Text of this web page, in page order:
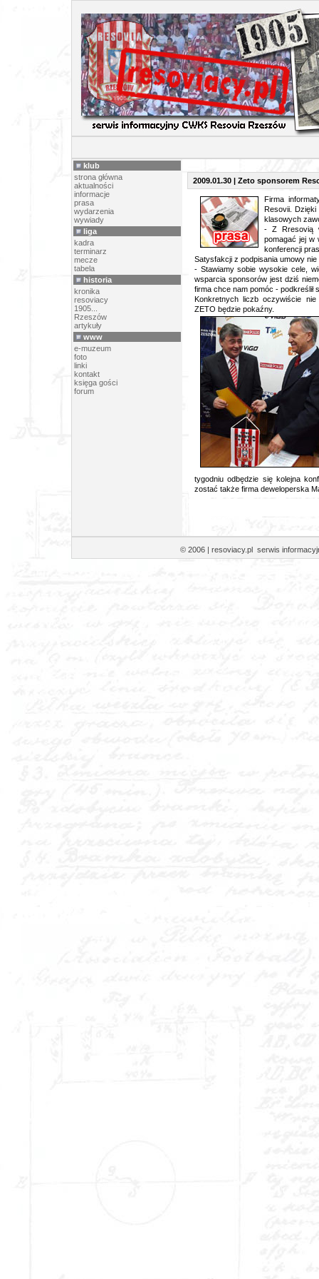
klub
strona główna
aktualności
informacje
prasa
wydarzenia
wywiady
liga
kadra
terminarz
mecze
tabela
historia
kronika
resoviacy
1905...
Rzeszów
artykuły
www
e-muzeum
foto
linki
kontakt
księga gości
forum
2009.01.30 | Zeto sponsorem
Firma
Resovii.
klasowych
- Z Rresovią
pomagać jej w
konferencji
Satysfakcji z podpisania umowy
- Stawiamy sobie wysokie cele,
wsparcia sponsorów jest dziś
firma chce nam pomóc - podkreślił
Konkretnych liczb oczywiście
ZETO będzie pokaźny.
tygodniu odbędzie się kolejna
zostać także firma deweloperska
© 2006 | resoviacy.pl serwis